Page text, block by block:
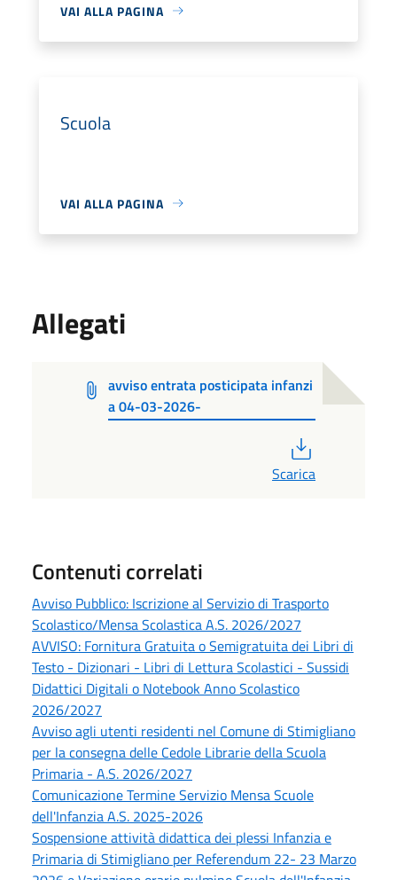
VAI ALLA PAGINA
Scuola
VAI ALLA PAGINA
Allegati
avviso entrata posticipata infanzi
a 04-03-2026-
Scarica
Contenuti correlati
Avviso Pubblico: Iscrizione al Servizio di Trasporto
Scolastico/Mensa Scolastica A.S. 2026/2027
AVVISO: Fornitura Gratuita o Semigratuita dei Libri di
Testo - Dizionari - Libri di Lettura Scolastici - Sussidi
Didattici Digitali o Notebook Anno Scolastico
2026/2027
Avviso agli utenti residenti nel Comune di Stimigliano
per la consegna delle Cedole Librarie della Scuola
Primaria - A.S. 2026/2027
Comunicazione Termine Servizio Mensa Scuole
dell'Infanzia A.S. 2025-2026
Sospensione attività didattica dei plessi Infanzia e
Primaria di Stimigliano per Referendum 22- 23 Marzo